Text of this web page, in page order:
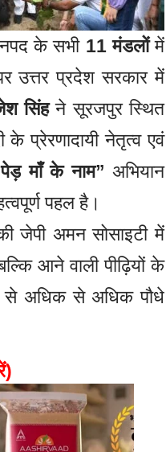
के सभी 11 मंडलोंमें
उत्तर प्रदेश सरकार में
सिंहने सूरजपुर स्थित
के प्रेरणादायी नेतृत्व एवं
माँ के नाम” अभियान
पहल है।
जेपी अमन सोसाइटी में
आने वाली पीढ़ियों के
से अधिक से अधिक पौधे